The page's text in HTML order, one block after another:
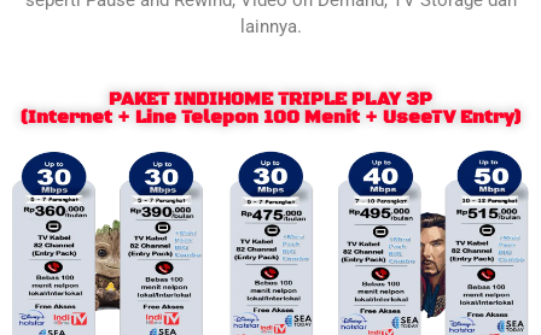
lainnya.
PAKET INDIHOME TRIPLE PLAY 3P
(Internet + Line Telepon 100 Menit + UseeTV Entry)